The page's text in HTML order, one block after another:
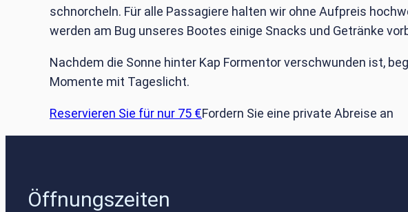
schnorcheln. Für alle Passagiere halten wir ohne Aufpreis
werden am Bug unseres Bootes einige Snacks und Getränke
Nachdem die Sonne hinter Kap Formentor verschwunden ist,
Momente mit Tageslicht.
Reservieren Sie für nur 75 €Fordern Sie eine private Abreise an
Öffnungszeiten